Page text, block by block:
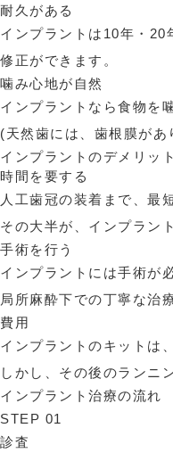
耐久がある
インプラントは10年・20
修正ができます。
噛み心地が自然
インプラントなら食物を
(天然歯には、歯根膜が
インプラントのデメリット
時間を要する
人工歯冠の装着まで、最
その大半が、インプラン
手術を行う
インプラントには手術が
局所麻酔下での丁寧な治
費用
インプラントのキットは
しかし、その後のランニ
インプラント治療の流れ
STEP 01
診査